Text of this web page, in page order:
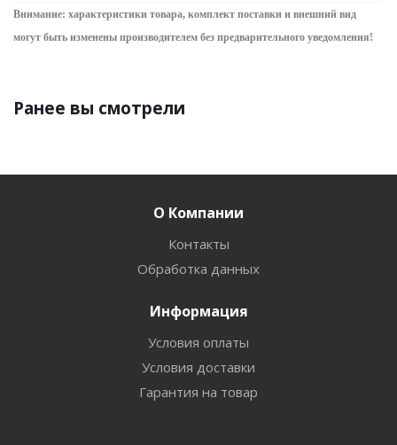
Внимание: характеристики товара, комплект поставки и внешний вид
могут быть изменены производителем без предварительного уведомления!
Ранее вы смотрели
О Компании
Контакты
Обработка данных
Информация
Условия оплаты
Условия доставки
Гарантия на товар